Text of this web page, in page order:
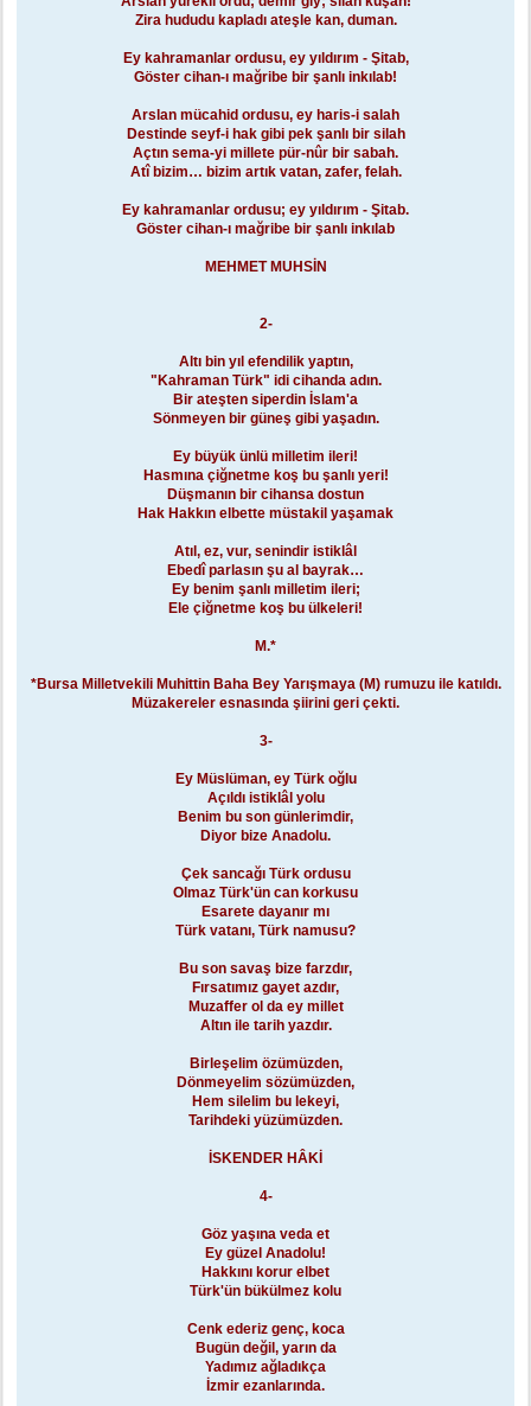
Zira hududu kapladı ateşle kan, duman.
Ey kahramanlar ordusu, ey yıldırım - Şitab,
Göster cihan-ı mağribe bir şanlı inkılab!
Arslan mücahid ordusu, ey haris-i salah
Destinde seyf-i hak gibi pek şanlı bir silah
Açtın sema-yi millete pür-nûr bir sabah.
Atî bizim… bizim artık vatan, zafer, felah.
Ey kahramanlar ordusu; ey yıldırım - Şitab.
Göster cihan-ı mağribe bir şanlı inkılab
MEHMET MUHSİN
2-
Altı bin yıl efendilik yaptın,
"Kahraman Türk" idi cihanda adın.
Bir ateşten siperdin İslam'a
Sönmeyen bir güneş gibi yaşadın.
Ey büyük ünlü milletim ileri!
Hasmına çiğnetme koş bu şanlı yeri!
Düşmanın bir cihansa dostun
Hak Hakkın elbette müstakil yaşamak
Atıl, ez, vur, senindir istiklâl
Ebedî parlasın şu al bayrak…
Ey benim şanlı milletim ileri;
Ele çiğnetme koş bu ülkeleri!
M.*
*Bursa Milletvekili Muhittin Baha Bey Yarışmaya (M) rumuzu ile katıldı.
Müzakereler esnasında şiirini geri çekti.
3-
Ey Müslüman, ey Türk oğlu
Açıldı istiklâl yolu
Benim bu son günlerimdir,
Diyor bize Anadolu.
Çek sancağı Türk ordusu
Olmaz Türk'ün can korkusu
Esarete dayanır mı
Türk vatanı, Türk namusu?
Bu son savaş bize farzdır,
Fırsatımız gayet azdır,
Muzaffer ol da ey millet
Altın ile tarih yazdır.
Birleşelim özümüzden,
Dönmeyelim sözümüzden,
Hem silelim bu lekeyi,
Tarihdeki yüzümüzden.
İSKENDER HÂKİ
4-
Göz yaşına veda et
Ey güzel Anadolu!
Hakkını korur elbet
Türk'ün bükülmez kolu
Cenk ederiz genç, koca
Bugün değil, yarın da
Yadımız ağladıkça
İzmir ezanlarında.